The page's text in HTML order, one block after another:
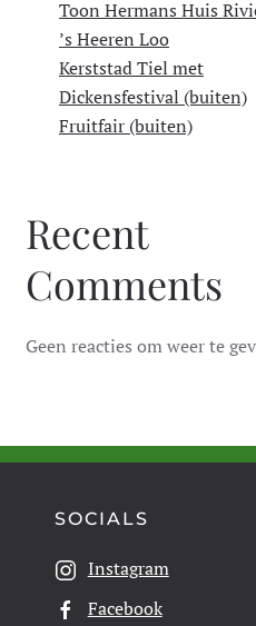
Toon Hermans Huis
’s Heeren Loo
Kerststad Tiel met
Dickensfestival (buiten)
Fruitfair (buiten)
Recent
Comments
Geen reacties om weer te
SOCIALS
Instagram
Facebook